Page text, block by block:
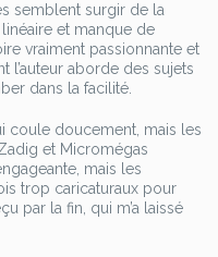
semblent surgir de la
et manque de
vraiment passionnante et
l’auteur aborde des sujets
dans la facilité.
coule doucement, mais les
et Micromégas
mais les
trop caricaturaux pour
par la fin, qui m’a laissé